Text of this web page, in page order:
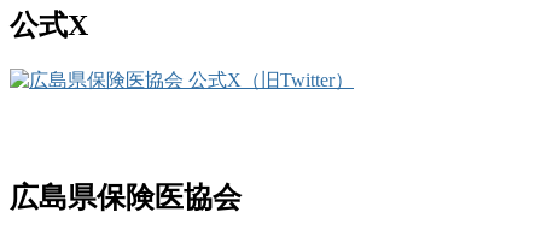
公式X
広島県保険医協会